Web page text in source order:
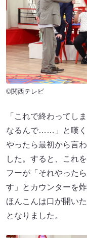
©関西テレビ
「これで終わってし
なるんで……」と嘆く
やったら最初から言
した。すると、これ
フーが「それやった
す」とカウンターを
ほんこんは口が開い
となりました。